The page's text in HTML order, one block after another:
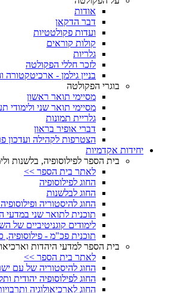
אודות
דבר הדקאן
ועדות פקולטטיות
קולות קוראים
גלריות
לזכר חללי הפקולטה
בניין גילמן - ארכיטקטורה
בוגרי הפקולטה
מסיימי תואר ראשון
מסיימי תואר שני ולימודי
גלריית תמונות
דברי אופיר בראון
הצטרפות לקהילה ועדכון
יחידות אקדמיות
בית הספר לפילוסופיה, בלשנות
לאתר בית הספר >>
החוג לפילוסופיה
החוג לבלשנות
החוג להיסטוריה
תוכנית לתואר שני במדעי
לימודים קוגניטיביים של
תוכנית פכ"מ -
בית הספר למדעי היהדות
לאתר בית הספר >>
החוג להיסטוריה של עם
החוג לפילוסופיה יהודית
החוג לארכיאולוגיה